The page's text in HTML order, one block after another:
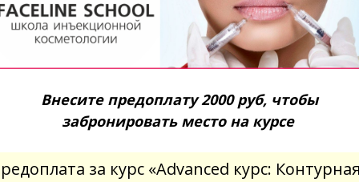
Внесите предоплату 2000 руб, чтобы
забронировать место на курсе
за курс «Advanced курс: